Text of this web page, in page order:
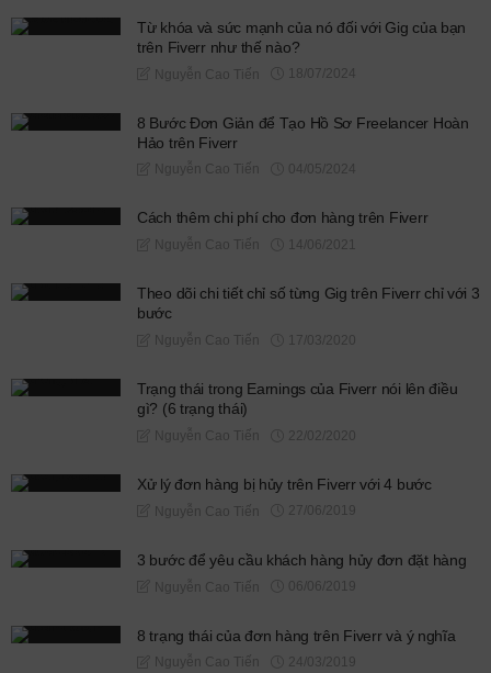
Từ khóa và sức mạnh của nó đối với Gig của bạn
trên Fiverr như thế nào?
Nguyễn Cao Tiến 18/07/2024
8 Bước Đơn Giản để Tạo Hồ Sơ Freelancer Hoàn
Hảo trên Fiverr
Nguyễn Cao Tiến 04/05/2024
Cách thêm chi phí cho đơn hàng trên Fiverr
Nguyễn Cao Tiến 14/06/2021
Theo dõi chi tiết chỉ số từng Gig trên Fiverr chỉ với 3
bước
Nguyễn Cao Tiến 17/03/2020
Trạng thái trong Earnings của Fiverr nói lên điều
gì? (6 trạng thái)
Nguyễn Cao Tiến 22/02/2020
Xử lý đơn hàng bị hủy trên Fiverr với 4 bước
Nguyễn Cao Tiến 27/06/2019
3 bước để yêu cầu khách hàng hủy đơn đặt hàng
Nguyễn Cao Tiến 06/06/2019
8 trạng thái của đơn hàng trên Fiverr và ý nghĩa
Nguyễn Cao Tiến 24/03/2019